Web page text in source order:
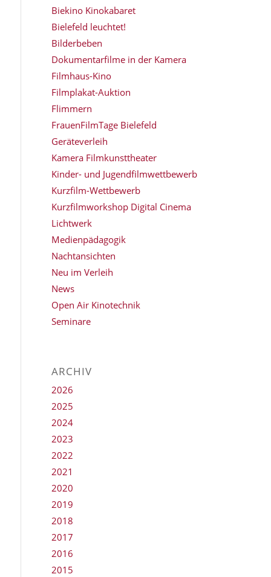
Biekino Kinokabaret
Bielefeld leuchtet!
Bilderbeben
Dokumentarfilme in der Kamera
Filmhaus-Kino
Filmplakat-Auktion
Flimmern
FrauenFilmTage Bielefeld
Geräteverleih
Kamera Filmkunsttheater
Kinder- und Jugendfilmwettbewerb
Kurzfilm-Wettbewerb
Kurzfilmworkshop Digital Cinema
Lichtwerk
Medienpädagogik
Nachtansichten
Neu im Verleih
News
Open Air Kinotechnik
Seminare
ARCHIV
2026
2025
2024
2023
2022
2021
2020
2019
2018
2017
2016
2015